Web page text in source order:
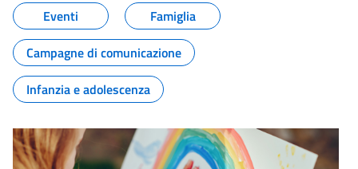
Eventi
Famiglia
Campagne di comunicazione
Infanzia e adolescenza